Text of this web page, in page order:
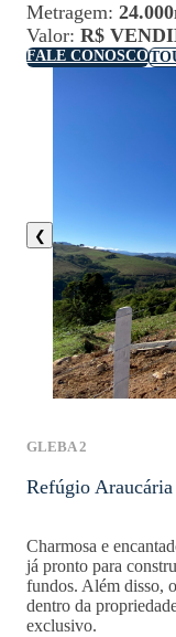
Metragem:
Valor: R$
FALE CONOSCO
❮
GLEBA 2
Refúgio Araucária
Charmosa e
já pronto para
fundos. Além disso,
dentro da
exclusivo.